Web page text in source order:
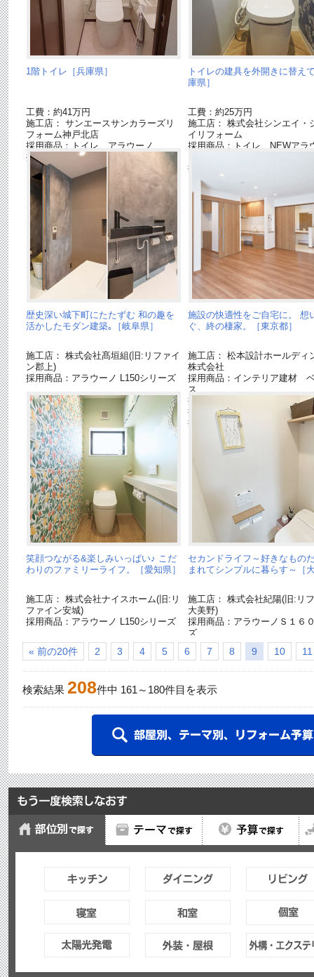
1階トイレ［兵庫県］
工費：約41万円
施工店： サンエースサンカラーズリ
フォーム神戸北店
採用商品：トイレ アラウーノ
採用商品：アラウーノ専用手洗いキャ
ビネット
トイレの建具を外開きに替え
庫県］
工費：約25万円
施工店： 株式会社シンエイ・
イリフォーム
採用商品：トイレ NEWアラ
採用商品：LED照明 ダウン
歴史深い城下町にたたずむ 和の趣を
活かしたモダン建築｡［岐阜県］
施工店： 株式会社髙垣組(旧:リファイ
ン郡上)
採用商品：アラウーノ L150シリーズ
施設の快適性をご自宅に。 想
ぐ、終の棲家。［東京都］
施工店： 松本設計ホールディ
株式会社
採用商品：インテリア建材
ス
採用商品：Ｌクラス キッチ
採用商品：アクアハート洗面
採用商品：床材 フィットフ
笑顔つながる&楽しみいっぱい♪ こだ
わりのファミリーライフ。［愛知県］
施工店： 株式会社ナイスホーム(旧:リ
ファイン安城)
採用商品：アラウーノ L150シリーズ
セカンドライフ～好きなもの
まれてシンプルに暮らす～［
施工店： 株式会社紀陽(旧:リ
大美野)
採用商品：アラウーノＳ１６
ズ
« 前の20件 2 3 4 5 6 7 8 9 10 11
検索結果 208件中 161 ～ 180件目を表示